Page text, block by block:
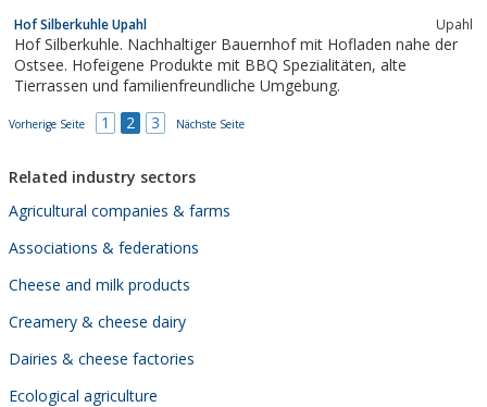
Hof Silberkuhle Upahl Upahl
Hof Silberkuhle. Nachhaltiger Bauernhof mit Hofladen nahe der
Ostsee. Hofeigene Produkte mit BBQ Spezialitäten, alte
Tierrassen und familienfreundliche Umgebung.
Vorherige Seite 1 2 3 Nächste Seite
Related industry sectors
Agricultural companies & farms
Associations & federations
Cheese and milk products
Creamery & cheese dairy
Dairies & cheese factories
Ecological agriculture